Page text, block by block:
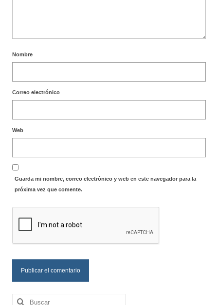
Nombre
Correo electrónico
Web
Guarda mi nombre, correo electrónico y web en este navegador para la
próxima vez que comente.
Buscar